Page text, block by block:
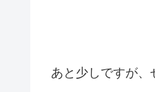
あと少しですが、